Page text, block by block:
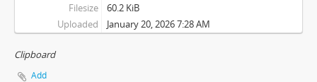
Filesize
60.2 KiB
Uploaded
January 20, 2026 7:28 AM
Clipboard
Add